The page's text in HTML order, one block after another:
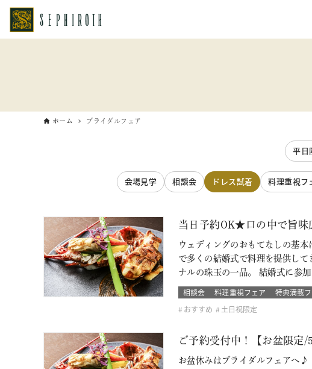
ホーム ブライダルフェア
平日
会場見学 相談会 ドレス試着 料理重視フ
当日予約OK★口の中で旨
ウェディングのおもてなしの基
で多くの結婚式で料理を提供し
ナルの珠玉の一品。 結婚式に参
相談会 料理重視フェア 特典満載
おすすめ
土日祝限定
ご予約受付中！【お盆限
お盆休みはブライダルフェアへ♪